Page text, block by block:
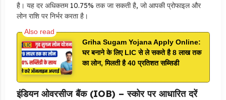
है। यह दर अधिकतम 10.75% तक जा सकती है, जो आपकी प्रोफाइल और
लोन राशि पर निर्भर करता है।
Griha Sugam Yojana Apply Online:
घर बनाने के लिए LIC से ले सकते है 8 लाख तक
का लोन, मिलती है 40 प्रतिशत सब्सिडी
इंडियन ओवरसीज बैंक (IOB) – स्कोर पर आधारित दरें